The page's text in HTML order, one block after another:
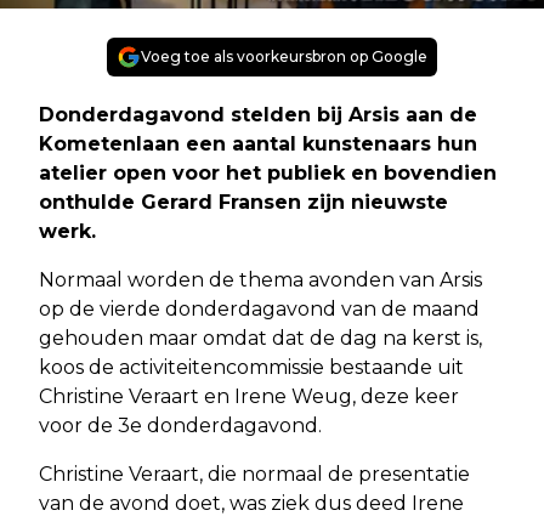
Voeg toe als voorkeursbron op Google
Donderdagavond stelden bij Arsis aan de
Kometenlaan een aantal kunstenaars hun
atelier open voor het publiek en bovendien
onthulde Gerard Fransen zijn nieuwste
werk.
Normaal worden de thema avonden van Arsis
op de vierde donderdagavond van de maand
gehouden maar omdat dat de dag na kerst is,
koos de activiteitencommissie bestaande uit
Christine Veraart en Irene Weug, deze keer
voor de 3e donderdagavond.
Christine Veraart, die normaal de presentatie
van de avond doet, was ziek dus deed Irene